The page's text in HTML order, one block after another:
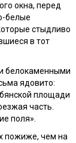
окна, перед
белые
стыдливо
в тот
белокаменными
ядовито:
площади
часть.
поля».
пожиже, чем на